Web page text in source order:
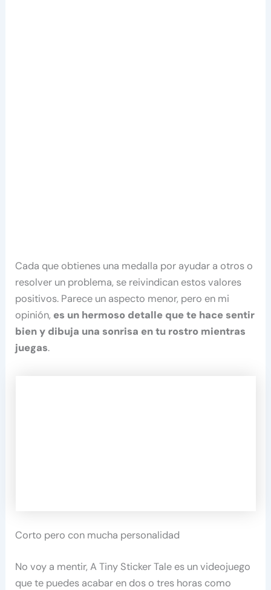
Cada que obtienes una medalla por ayudar a otros o
resolver un problema, se reivindican estos valores
positivos. Parece un aspecto menor, pero en mi
opinión, es un hermoso detalle que te hace sentir
bien y dibuja una sonrisa en tu rostro mientras
juegas.
Corto pero con mucha personalidad
No voy a mentir, A Tiny Sticker Tale es un videojuego
que te puedes acabar en dos o tres horas como